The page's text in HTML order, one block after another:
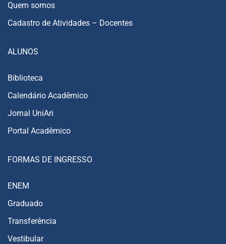
Quem somos
Cadastro de Atividades – Docentes
ALUNOS
Biblioteca
Calendário Acadêmico
Jornal UniAri
Portal Acadêmico
FORMAS DE INGRESSO
ENEM
Graduado
Transferência
Vestibular